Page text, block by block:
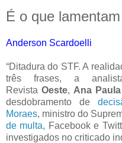
É o que
Anderson Scardoelli
“Ditadura do STF. A
três frases, a
Revista Oeste, Ana
desdobramento de
Moraes, ministro do
de multa, Facebook e
investigados no criticado